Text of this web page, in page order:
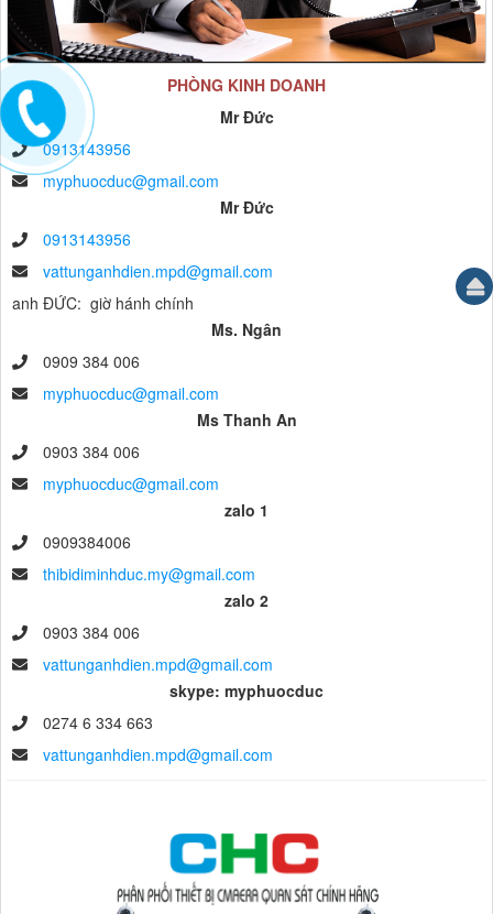
PHÒNG KINH DOANH
Mr Đức
0913143956
myphuocduc@gmail.com
Mr Đức
0913143956
vattunganhdien.mpd@gmail.com
anh ĐỨC: giờ hánh chính
Ms. Ngân
0909 384 006
myphuocduc@gmail.com
Ms Thanh An
0903 384 006
myphuocduc@gmail.com
zalo 1
0909384006
thibidiminhduc.my@gmail.com
zalo 2
0903 384 006
vattunganhdien.mpd@gmail.com
skype: myphuocduc
0274 6 334 663
vattunganhdien.mpd@gmail.com